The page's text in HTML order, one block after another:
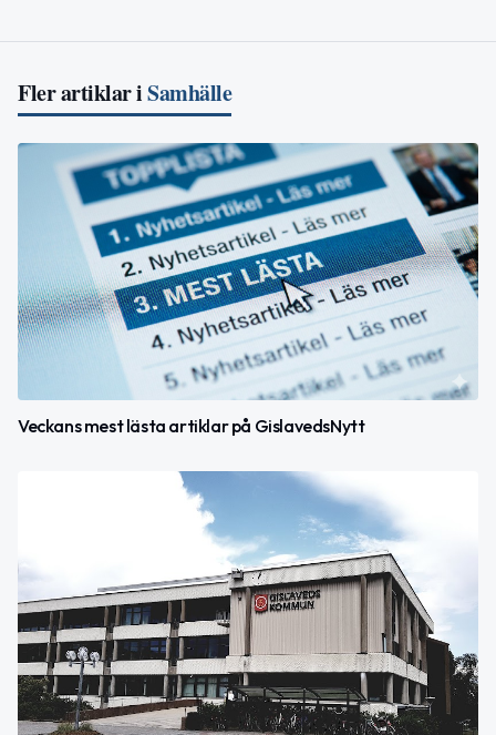
Fler artiklar iSamhälle
Veckans mest lästa artiklar på GislavedsNytt